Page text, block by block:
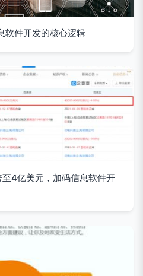
软件开发的核心逻辑
4亿美元，加码信息软件开